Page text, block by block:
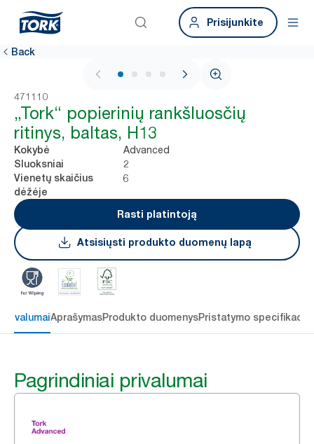
Prisijunkite
Back
1 / 4
471110
„Tork“ popierinių rankšluosčių
ritinys, baltas, H13
Kokybė Advanced
Sluoksniai 2
Vienetų skaičius
dėžėje
6
Rasti platintoją
Atsisiųsti produkto duomenų lapą
AprašymasProdukto duomenysPristatymo
Pagrindiniai privalumai